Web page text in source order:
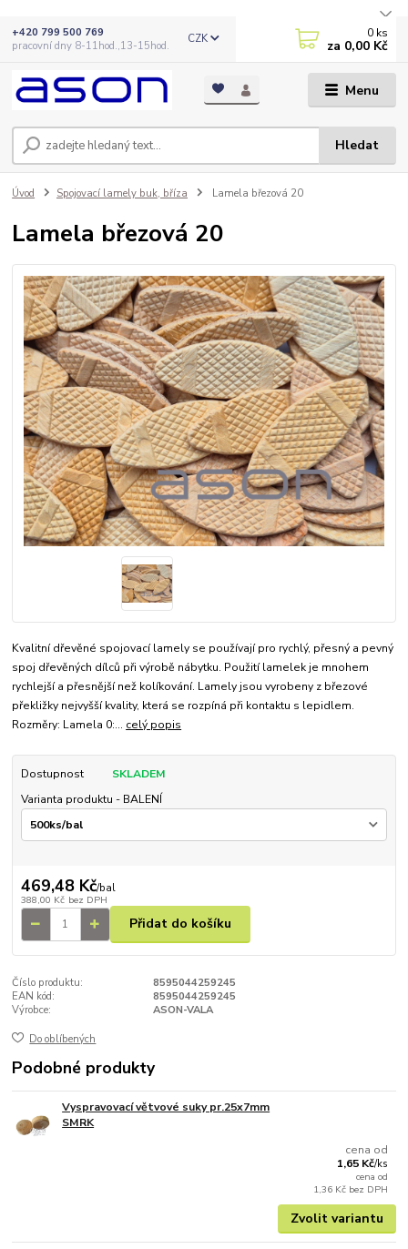
Menu
CZK
Hledat
+420 799 500 769
pracovní dny 8-11hod.,13-15hod.
0 ks
za 0,00 Kč
Úvod Spojovací lamely buk, bříza Lamela březová 20
Lamela březová 20
Kvalitní dřevěné spojovací lamely se používají pro rychlý, přesný a pevný
spoj dřevěných dílců při výrobě nábytku. Použití lamelek je mnohem
rychlejší a přesnější než kolíkování. Lamely jsou vyrobeny z březové
překližky nejvyšší kvality, která se rozpíná při kontaktu s lepidlem.
Rozměry: Lamela 0:... celý popis
Dostupnost
SKLADEM
Varianta produktu - BALENÍ
469,48 Kč/bal
388,00 Kč bez DPH
Přidat do košíku
Číslo produktu:
8595044259245
EAN kód:
8595044259245
Výrobce:
ASON-VALA
Do oblíbených
Podobné produkty
Vyspravovací větvové suky pr.25x7mm
SMRK
cena od
1,65 Kč/ks
cena od
1,36 Kč bez DPH
Zvolit variantu